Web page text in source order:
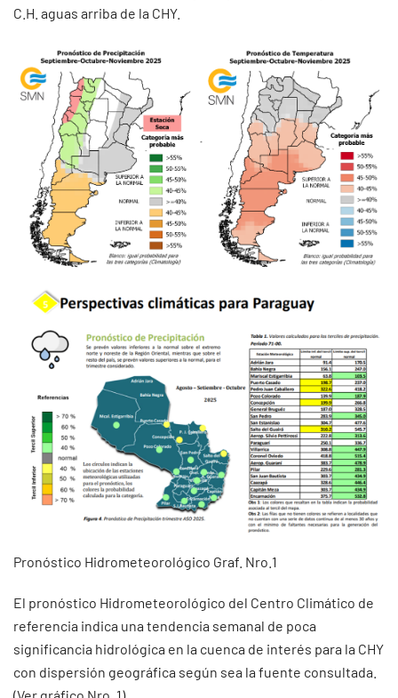
C.H. aguas arriba de la CHY.
Pronóstico Hidrometeorológico Graf. Nro.1
El pronóstico Hidrometeorológico del Centro Climático de
referencia indica una tendencia semanal de poca
significancia hidrológica en la cuenca de interés para la CHY
con dispersión geográfica según sea la fuente consultada.